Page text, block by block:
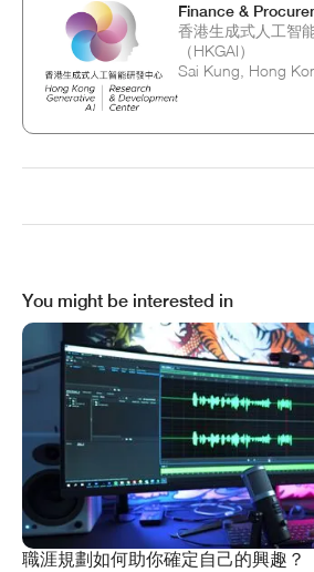
Finance &
香港生成式人工智
（HKGAI）
Sai Kung, Hong
You might be interested in
職涯規劃如何助你確定自己的興趣？